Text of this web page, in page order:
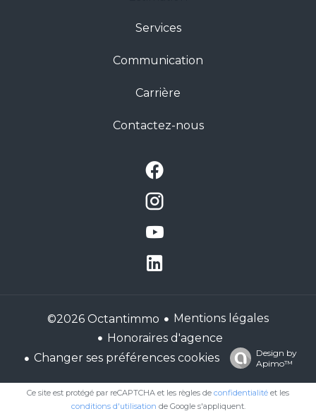
Services
Communication
Carrière
Contactez-nous
©2026 Octantimmo
Mentions légales
Honoraires d'agence
Changer ses préférences cookies
Design by
Apimo™
Ce site est protégé par reCAPTCHA et les règles de confidentialité et les
conditions d'utilisation de Google s'appliquent.